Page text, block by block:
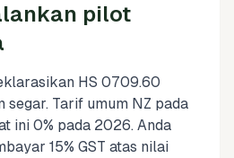
pilot
HS 0709.60
segar. Tarif umum NZ pada
ini 0% pada 2026. Anda
15% GST atas nilai